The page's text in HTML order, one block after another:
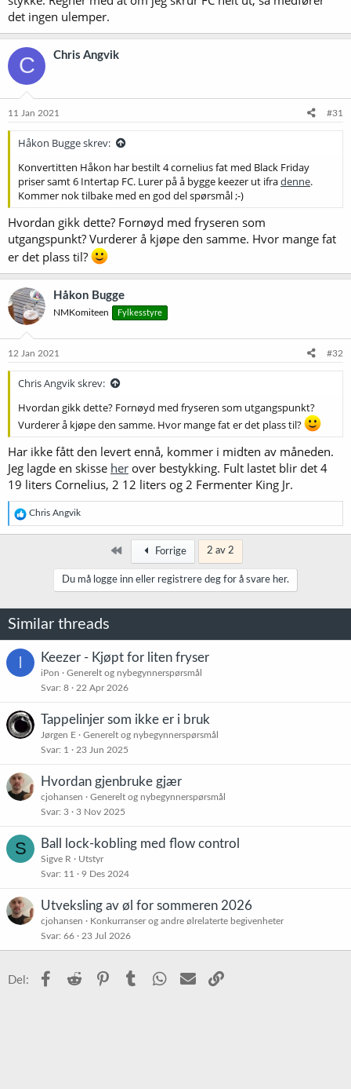
det ingen ulemper.
C Chris Angvik
11 Jan 2021 #31
Håkon Bugge skrev:
Konvertitten Håkon har bestilt 4 cornelius fat med Black Friday
priser samt 6 Intertap FC. Lurer på å bygge keezer ut ifradenne.
Kommer nok tilbake med en god del spørsmål ;-)
Hvordan gikk dette? Fornøyd med fryseren som
utgangspunkt? Vurderer å kjøpe den samme. Hvor mange fat
er det plass til?
Håkon Bugge
NMKomiteen Fylkesstyre
12 Jan 2021 #32
Chris Angvik skrev:
Hvordan gikk dette? Fornøyd med fryseren som utgangspunkt?
Vurderer å kjøpe den samme. Hvor mange fat er det plass til?
Har ikke fått den levert ennå, kommer i midten av måneden.
Jeg lagde en skisse her over bestykking. Fult lastet blir det 4
19 liters Cornelius, 2 12 liters og 2 Fermenter King Jr.
R
e
a
r
Chris Angvik
Først Forrige 2 av 2
Du må logge inn eller registrere deg for å svare her.
Similar threads
I Keezer - Kjøpt for liten fryser
iPon
Generelt og nybegynnerspørsmål
Svar 8 22 Apr 2026
Tappelinjer som ikke er i bruk
Jørgen E
Generelt og nybegynnerspørsmål
Svar 1 23 Jun 2025
Hvordan gjenbruke gjær
cjohansen
Generelt og nybegynnerspørsmål
Svar 3 3 Nov 2025
S Ball lock-kobling med flow control
Sigve R
Utstyr
Svar 11 9 Des 2024
Utveksling av øl for sommeren 2026
cjohansen
Konkurranser og andre ølrelaterte begivenheter
Svar 66 23 Jul 2026
Del: Facebook
Reddit PinterestTumblr WhatsApp
E-post